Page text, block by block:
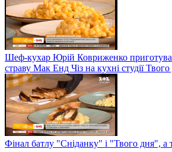
Шеф-кухар Юрій Ковриженко
страву Мак Енд Чіз на кухні студії
Фінал батлу "Сніданку" і "Твого дня", а